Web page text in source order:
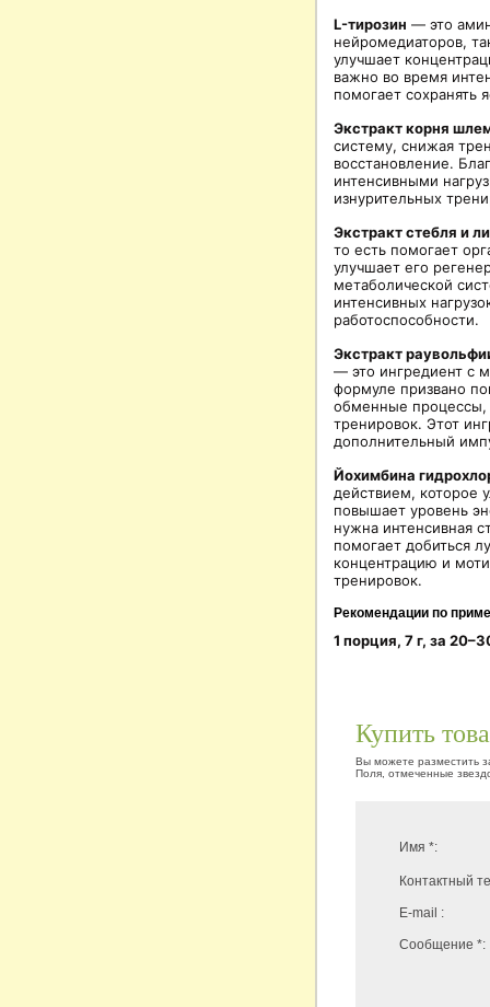
L-тирозин — это
нейромедиаторов,
улучшает
важно во время
помогает
Экстракт корня
систему, снижая
восстановление.
интенсивными
изнурительных
Экстракт стебля и
то есть помогает
улучшает его
метаболической
интенсивных
работоспособности.
Экстракт
— это ингредиент с
формуле призвано
обменные процессы,
тренировок. Этот
дополнительный
Йохимбина
действием, которое
повышает уровень
нужна интенсивная
помогает добиться
концентрацию и
тренировок.
Рекомендации по
1 порция, 7 г, за
Купить
Вы можете разместить
Поля, отмеченные
Имя *:
Контактный
E-mail :
Сообщение *: